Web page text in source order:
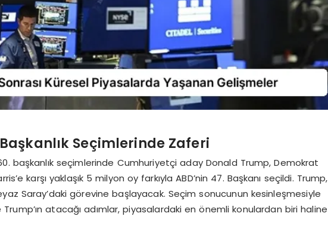
Seçimlerinde Zaferi
başkanlık seçimlerinde Cumhuriyetçi aday Donald Trump, Demokrat
karşı yaklaşık 5 milyon oy farkıyla ABD’nin 47. Başkanı seçildi. Trump,
Saray’daki görevine başlayacak. Seçim sonucunun kesinleşmesiyle
Trump’ın atacağı adımlar, piyasalardaki en önemli konulardan biri haline